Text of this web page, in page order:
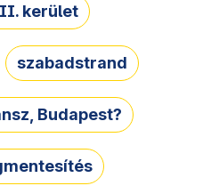
kerület
szabadstrand
Budapest?